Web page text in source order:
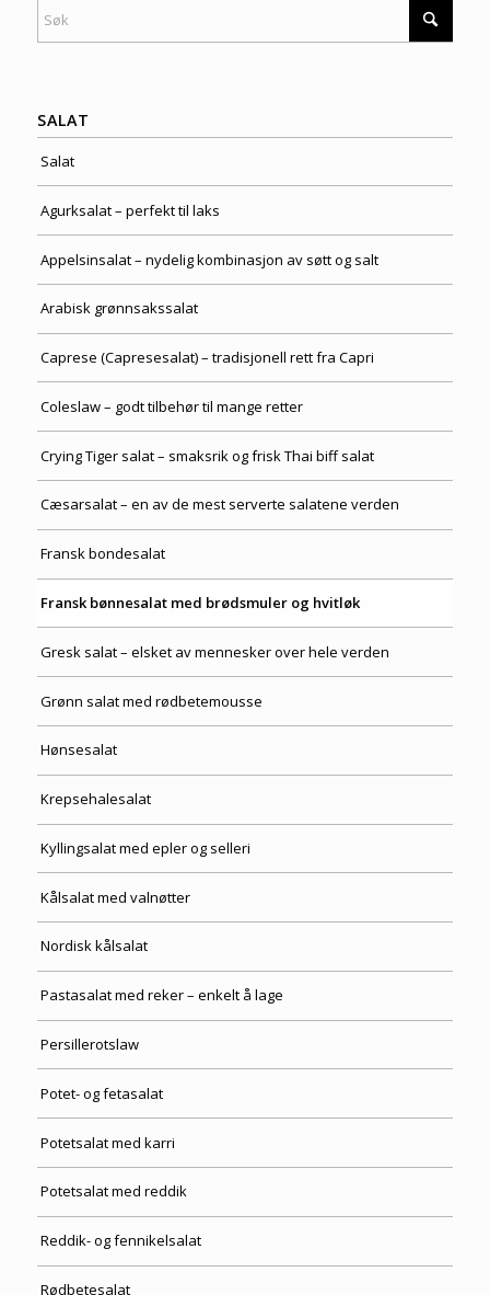
SALAT
Salat
Agurksalat – perfekt til laks
Appelsinsalat – nydelig kombinasjon av søtt og salt
Arabisk grønnsakssalat
Caprese (Capresesalat) – tradisjonell rett fra Capri
Coleslaw – godt tilbehør til mange retter
Crying Tiger salat – smaksrik og frisk Thai biff salat
Cæsarsalat – en av de mest serverte salatene verden
Fransk bondesalat
Fransk bønnesalat med brødsmuler og hvitløk
Gresk salat – elsket av mennesker over hele verden
Grønn salat med rødbetemousse
Hønsesalat
Krepsehalesalat
Kyllingsalat med epler og selleri
Kålsalat med valnøtter
Nordisk kålsalat
Pastasalat med reker – enkelt å lage
Persillerotslaw
Potet- og fetasalat
Potetsalat med karri
Potetsalat med reddik
Reddik- og fennikelsalat
Rødbetesalat